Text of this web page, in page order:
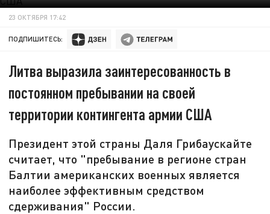
23 ОКТЯБРЯ 17:42
ПОДПИШИТЕСЬ:
Литва выразила заинтересованность в
постоянном пребывании на своей
территории контингента армии США
Президент этой страны Даля Грибаускайте
считает, что "пребывание в регионе стран
Балтии американских военных является
наиболее эффективным средством
сдерживания" России.